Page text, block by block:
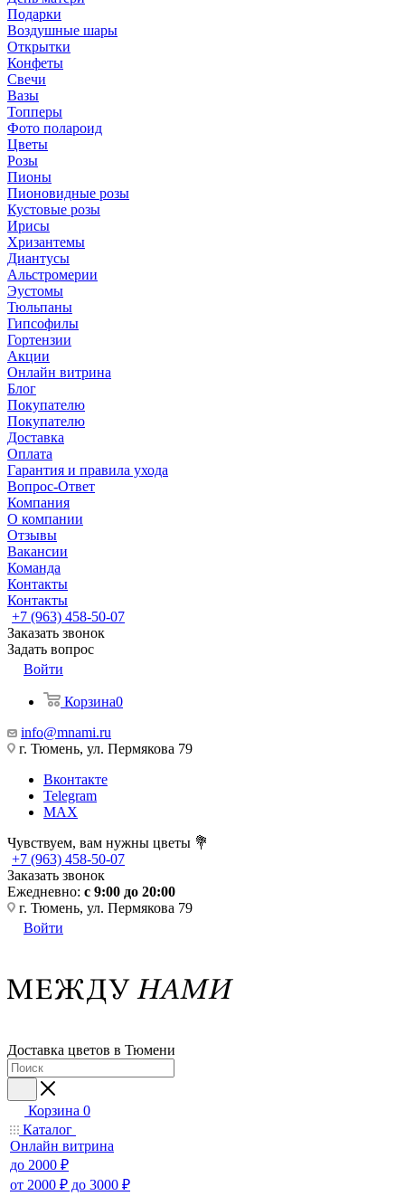
Подарки
Воздушные шары
Открытки
Конфеты
Свечи
Вазы
Топперы
Фото полароид
Цветы
Розы
Пионы
Пионовидные розы
Кустовые розы
Ирисы
Хризантемы
Диантусы
Альстромерии
Эустомы
Тюльпаны
Гипсофилы
Гортензии
Акции
Онлайн витрина
Блог
Покупателю
Покупателю
Доставка
Оплата
Гарантия и правила ухода
Вопрос-Ответ
Компания
О компании
Отзывы
Вакансии
Команда
Контакты
Контакты
+7 (963) 458-50-07
Заказать звонок
Задать вопрос
Войти
Корзина0
info@mnami.ru
г. Тюмень, ул. Пермякова 79
Вконтакте
Telegram
MAX
Чувствуем, вам нужны цветы 💐
+7 (963) 458-50-07
Заказать звонок
Ежедневно: с 9:00 до 20:00
г. Тюмень, ул. Пермякова 79
Войти
Доставка цветов в Тюмени
Корзина 0
Каталог
Онлайн витрина
до 2000 ₽
от 2000 ₽ до 3000 ₽